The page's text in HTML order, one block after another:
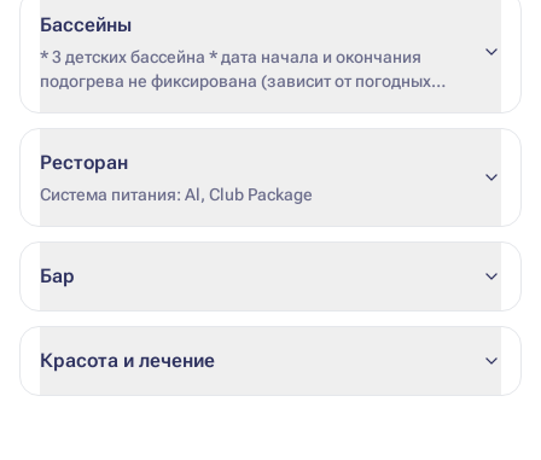
Бассейны
* 3 детских бассейна * дата начала и окончания
подогрева не фиксирована (зависит от погодных
Ресторан
Система питания: Al, Club Package
Бар
Красота и лечение